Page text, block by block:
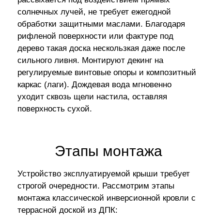
солнечных лучей, не требует ежегодной
обработки защитными маслами. Благодаря
рифленой поверхности или фактуре под
дерево такая доска нескользкая даже после
сильного ливня. Монтируют декинг на
регулируемые винтовые опоры и композитный
каркас (лаги). Дождевая вода мгновенно
уходит сквозь щели настила, оставляя
поверхность сухой.
Этапы монтажа
Устройство эксплуатируемой крыши требует
строгой очередности. Рассмотрим этапы
монтажа классической инверсионной кровли с
террасной доской из ДПК: